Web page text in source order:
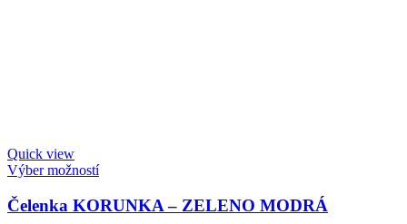
Quick view
Výber možností
Čelenka KORUNKA – ZELENO MODRÁ